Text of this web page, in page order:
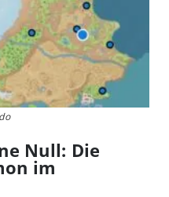
Null: Die
im